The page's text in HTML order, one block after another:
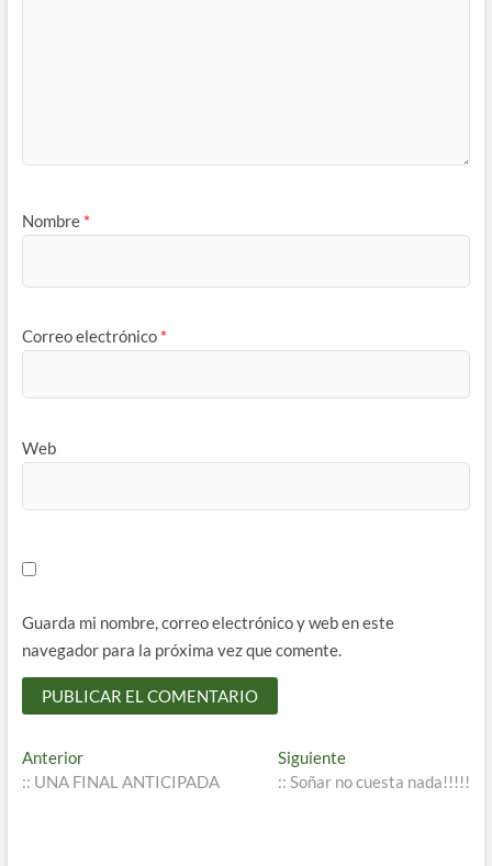
Nombre *
Correo electrónico *
Web
Guarda mi nombre, correo electrónico y web en este
navegador para la próxima vez que comente.
Navegación
de
AnteriorEntrada
anterior:
:: UNA FINAL ANTICIPADA
SiguienteEntrada
siguiente:
:: Soñar no cuesta nada!!!!!